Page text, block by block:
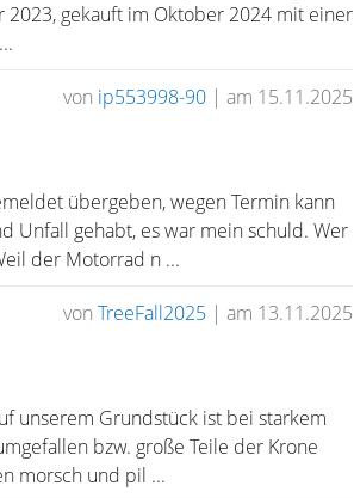
2023, gekauft im Oktober 2024 mit einer
von ip553998-90 | am 15.11.2025
übergeben, wegen Termin kann
Unfall gehabt, es war mein schuld. Wer
der Motorrad n ...
von TreeFall2025 | am 13.11.2025
unserem Grundstück ist bei starkem
bzw. große Teile der Krone
morsch und pil ...